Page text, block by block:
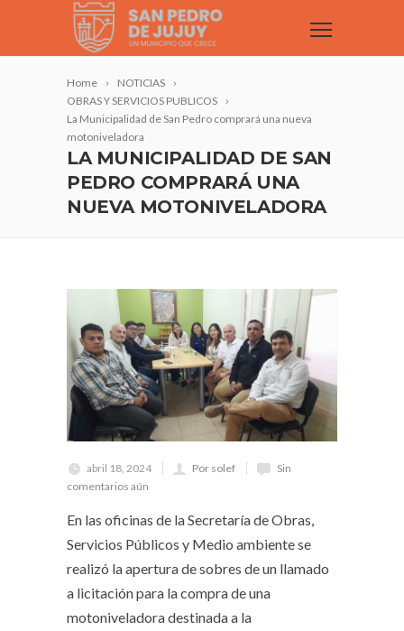
Home
NOTICIAS
OBRAS Y SERVICIOS PUBLICOS
La Municipalidad de San Pedro comprará una nueva
motoniveladora
LA MUNICIPALIDAD DE SAN
PEDRO COMPRARÁ UNA
NUEVA MOTONIVELADORA
abril 18, 2024 Por solef
Sin
comentarios aún
En las oficinas de la Secretaría de Obras,
Servicios Públicos y Medio ambiente se
realizó la apertura de sobres de un llamado
a licitación para la compra de una
motoniveladora destinada a la